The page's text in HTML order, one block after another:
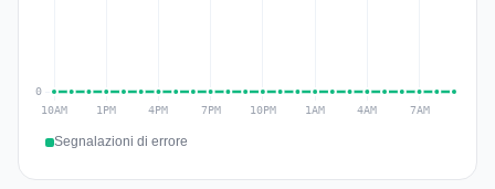
Segnalazioni di errore